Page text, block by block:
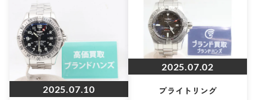
2025.07.10
2025.07.02
ブライトリング